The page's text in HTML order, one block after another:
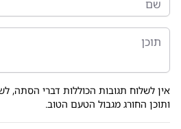
אין לשלוח תגובות הכוללות דברי הסתה,
ותוכן החורג מגבול הטעם הטוב.